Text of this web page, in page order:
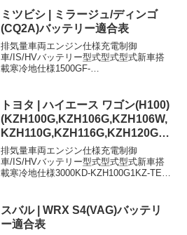
1500DB...
ミツビシ | ミラージュ/ディンゴ
(CQ2A)バッテリー適合表
排気量車両エンジン仕様充電制御
車/IS/HVバッテリー型式型式型式新車搭
載寒冷地仕様1500GF-
トヨタ | ハイエース ワゴン(H100)
(KZH100G,KZH106G,KZH106W,
KZH110G,KZH116G,KZH120G,K
ZH126G)バッテリー適合表
排気量車両エンジン仕様充電制御
車/IS/HVバッテリー型式型式型式新車搭
載寒冷地仕様3000KD-KZH100G1KZ-TE-
105D31R85D26L×2300...
スバル | WRX S4(VAG)バッテリ
ー適合表